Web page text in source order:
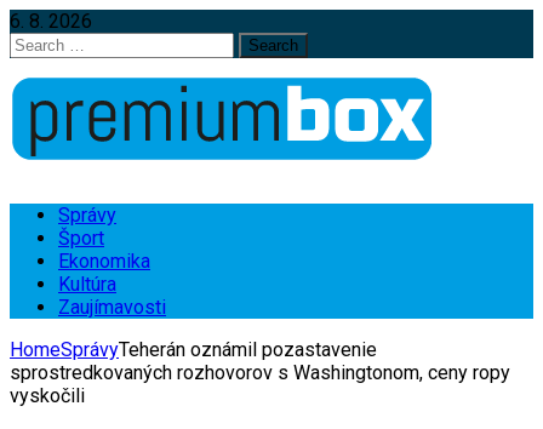
6. 8. 2026
Search
for:
Správy
Šport
Ekonomika
Kultúra
Zaujímavosti
HomeSprávyTeherán oznámil pozastavenie
sprostredkovaných rozhovorov s Washingtonom, ceny ropy
vyskočili